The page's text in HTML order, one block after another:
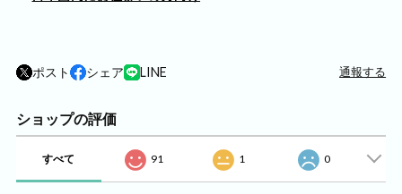
ポスト シェア LINE 通報する
ショップの評価
すべて 91 1 0